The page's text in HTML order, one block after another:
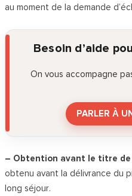
au moment de la demande
Besoin d’aide
On vous accompagne
PARLER À
– Obtention avant le titre de
obtenu avant la délivrance du
long séjour.